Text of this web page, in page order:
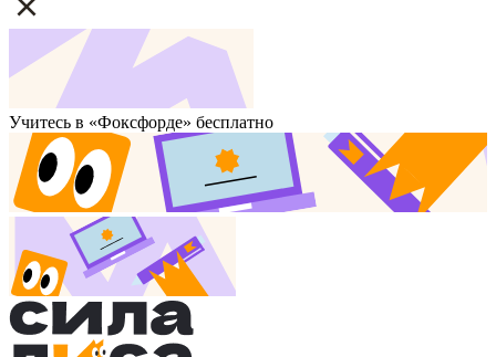
Учитесь в «Фоксфорде» бесплатно